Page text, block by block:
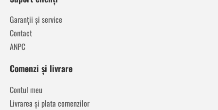
Garanții și service
Contact
ANPC
Comenzi și livrare
Contul meu
Livrarea și plata comenzilor